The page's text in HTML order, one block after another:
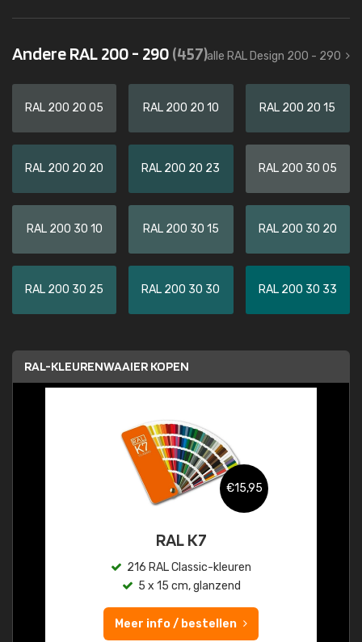
Andere RAL 200 - 290(457)alle RAL Design 200 - 290
RAL 200 20 05 RAL 200 20 10 RAL 200 20 15
RAL 200 20 20 RAL 200 20 23 RAL 200 30 05
RAL 200 30 10 RAL 200 30 15 RAL 200 30 20
RAL 200 30 25 RAL 200 30 30 RAL 200 30 33
RAL-KLEURENWAAIER KOPEN
€15,95
RAL K7
216 RAL Classic-kleuren
5 x 15 cm, glanzend
Meer info / bestellen